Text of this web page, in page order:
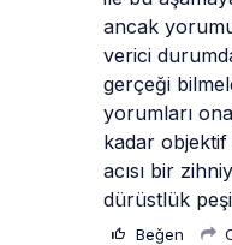
ancak
verici
gerçeği
yorumları
kadar objektif
acısı bir
dürüstlük
Beğen